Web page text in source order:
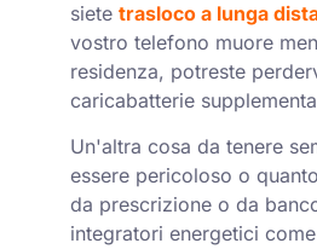
siete trasloco a lunga
vostro telefono muore
residenza, potreste
caricabatterie
Un'altra cosa da tenere
essere pericoloso o
da prescrizione o da
integratori energetici